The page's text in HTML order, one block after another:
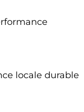
locale durable